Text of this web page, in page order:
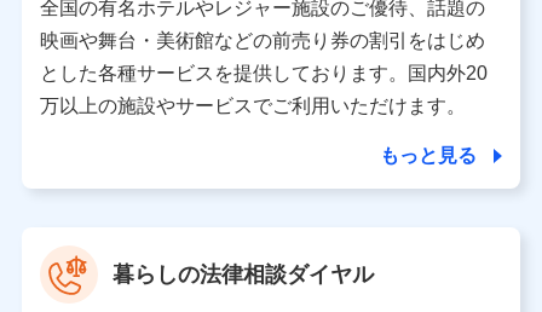
当該個人データを取り扱う各共同利用者（詳細は次のとお
り）
東京都千代田区永田町2丁目11番1号 山王パークタワー
株式会社NTTドコモ 代表取締役社長 前田 義晃
東京都中央区日本橋人形町2-14-10 アーバンネット日本橋
ビル 3F
※ 当社および株式会社NTTドコモは、お客さまの情報を利
全国の有名ホテルやレジャー施設のご優待、話題の
映画や舞台・美術館などの前売り券の割引をはじめ
とした各種サービスを提供しております。国内外20
万以上の施設やサービスでご利用いただけます。
もっと見る
暮らしの法律相談ダイヤル